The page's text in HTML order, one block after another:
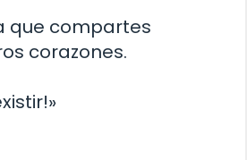
que compartes
corazones.